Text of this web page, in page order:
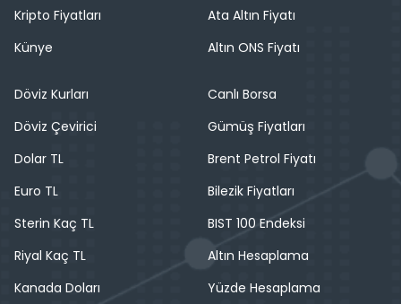
Kripto Fiyatları
Künye
Ata Altın Fiyatı
Altın ONS Fiyatı
Döviz Kurları
Döviz Çevirici
Dolar TL
Euro TL
Sterin Kaç TL
Riyal Kaç TL
Kanada Doları
Canlı Borsa
Gümüş Fiyatları
Brent Petrol Fiyatı
Bilezik Fiyatları
BIST 100 Endeksi
Altın Hesaplama
Yüzde Hesaplama